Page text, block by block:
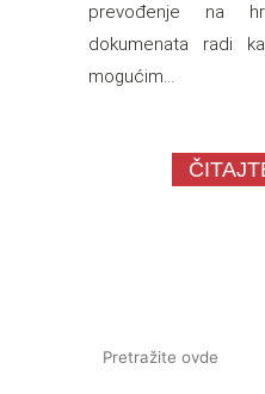
prevođenje na
dokumenata radi
mogućim...